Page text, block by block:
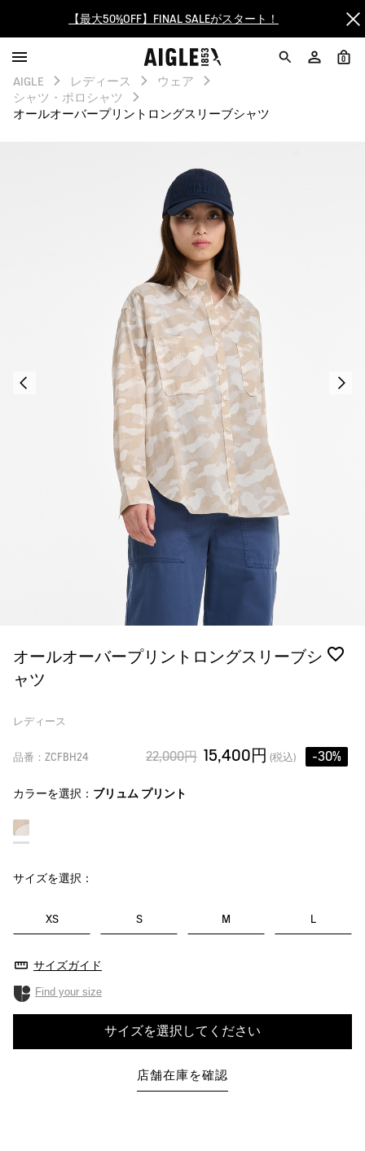
【最大50%OFF】FINAL SALEがスタート！
ログイン/会員登録で送料＆返品無料
AIGLE CLUB ポイントサービス終了のお知らせ
ログイン/会員登録で送料＆返品無料
AIGLE CLUB ポイントサービス終了のお知らせ
0
AIGLE レディース
ウェア
シャツ・ポロシャツ
オールオーバープリントロングスリーブシャツ
オールオーバープリントロングスリーブシ
ャツ
レディース
品番：ZCFBH24 22,000円 15,400円 (税込) -30%
カラーを選択： ブリュム プリント
サイズを選択：
XS S M L
サイズガイド
Find your size
サイズを選択してください
店舗在庫を確認